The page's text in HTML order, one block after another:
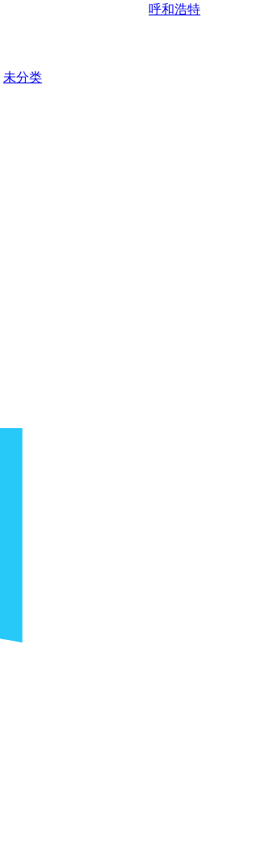
呼和浩特
未分类